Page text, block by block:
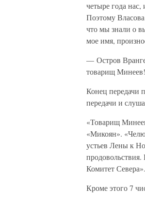
четыре года
Поэтому Власова
что мы знали о
мое имя,
— Остров
товарищ
Конец передачи
передачи и
«Товарищ
«Микоян».
устьев Лены к
Комитет Севера».
Кроме этого 7